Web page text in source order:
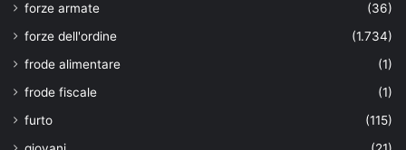
forze armate
(36)
forze dell'ordine
(1.734)
frode alimentare
(1)
frode fiscale
(1)
furto
(115)